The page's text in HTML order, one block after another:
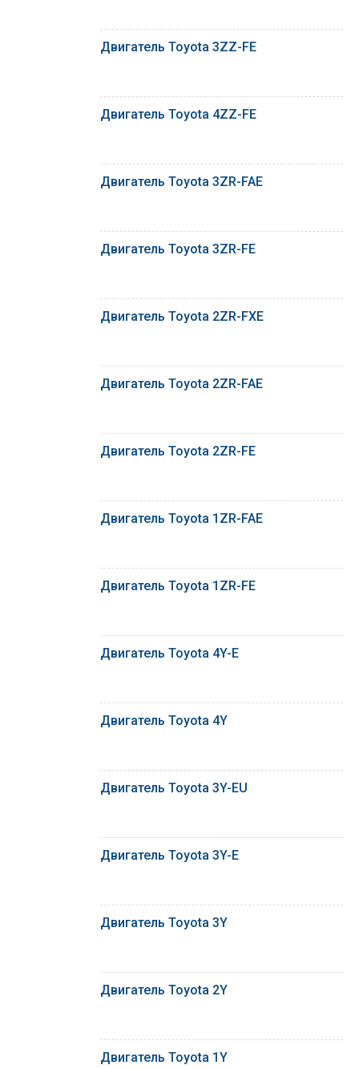
Двигатель Toyota 3ZZ-FE
Двигатель Toyota 4ZZ-FE
Двигатель Toyota 3ZR-FAE
Двигатель Toyota 3ZR-FE
Двигатель Toyota 2ZR-FXE
Двигатель Toyota 2ZR-FAE
Двигатель Toyota 2ZR-FE
Двигатель Toyota 1ZR-FAE
Двигатель Toyota 1ZR-FE
Двигатель Toyota 4Y-E
Двигатель Toyota 4Y
Двигатель Toyota 3Y-EU
Двигатель Toyota 3Y-E
Двигатель Toyota 3Y
Двигатель Toyota 2Y
Двигатель Toyota 1Y